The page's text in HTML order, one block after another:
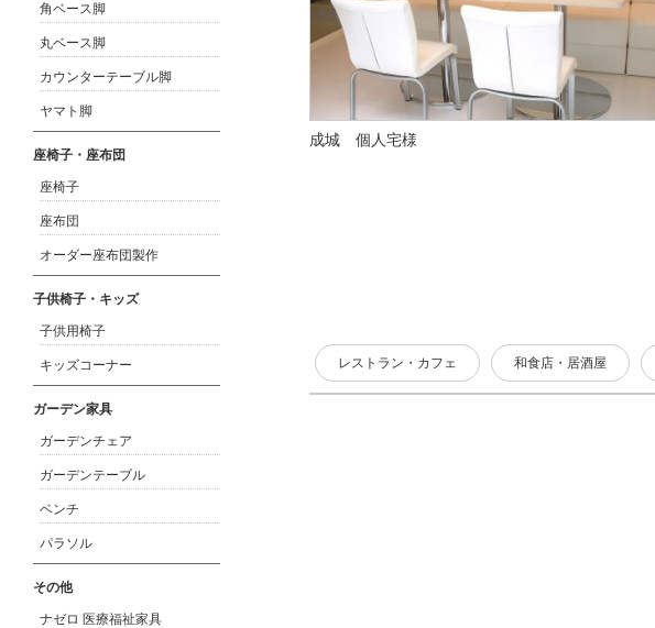
成城 個人宅様
レストラン・カフェ 和食店・居酒屋
角ベース脚
丸ベース脚
カウンターテーブル脚
ヤマト脚
座椅子・座布団
座椅子
座布団
オーダー座布団製作
子供椅子・キッズ
子供用椅子
キッズコーナー
ガーデン家具
ガーデンチェア
ガーデンテーブル
ベンチ
パラソル
その他
ナゼロ 医療福祉家具